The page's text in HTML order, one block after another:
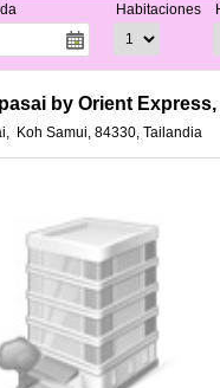
Habitaciones
by Orient
, Koh Samui, 84330, Tailandia